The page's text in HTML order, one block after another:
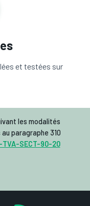
et testées sur
les modalités
paragraphe 310
TVA-SECT-90-20